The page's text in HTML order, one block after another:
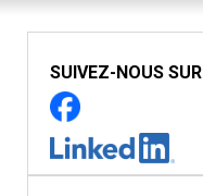
SUIVEZ-NOUS SUR